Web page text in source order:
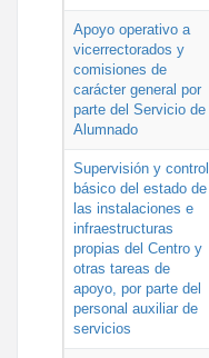
Apoyo operativo a
vicerrectorados y
comisiones de
carácter general por
parte del Servicio de
Alumnado
Supervisión y control
básico del estado de
las instalaciones e
infraestructuras
propias del Centro y
otras tareas de
apoyo, por parte del
personal auxiliar de
servicios